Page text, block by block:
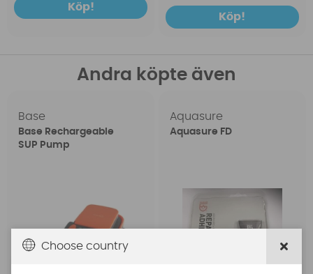
Köp!
Köp!
Andra köpte även
Base
Base Rechargeable
SUP Pump
Aquasure
Aquasure FD
Choose country